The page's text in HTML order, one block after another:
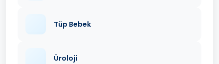
Tüp Bebek
Üroloji